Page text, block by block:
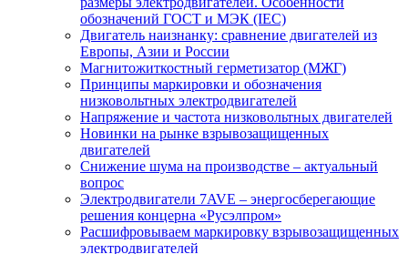
обозначений ГОСТ и МЭК (IEC)
Двигатель наизнанку: сравнение двигателей из
Европы, Азии и России
Магнитожиткостный герметизатор (МЖГ)
Принципы маркировки и обозначения
низковольтных электродвигателей
Напряжение и частота низковольтных двигателей
Новинки на рынке взрывозащищенных
двигателей
Снижение шума на производстве – актуальный
вопрос
Электродвигатели 7AVE – энергосберегающие
решения концерна «Русэлпром»
Расшифровываем маркировку взрывозащищенных
электродвигателей